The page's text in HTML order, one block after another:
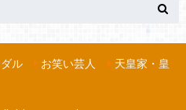
ル お笑い芸人
天皇家・皇